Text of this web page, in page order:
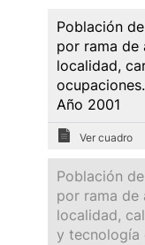
Población
por rama de
localidad,
Año 2001
Ver cuadro
Población
por rama de
localidad,
y tecnología